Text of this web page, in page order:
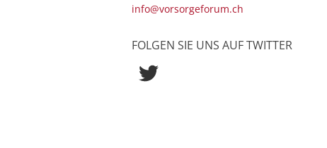
info@vorsorgeforum.ch
FOLGEN SIE UNS AUF TWITTER